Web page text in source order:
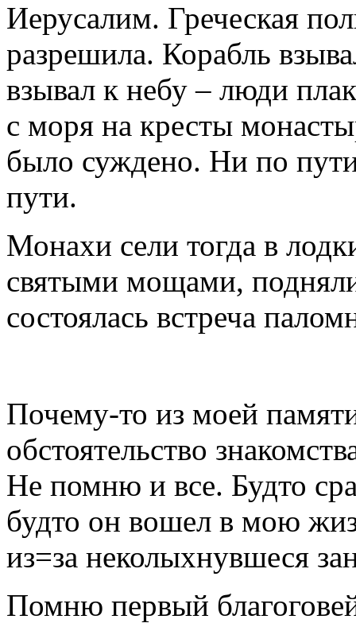
Иерусалим. Греческая
разрешила. Корабль
взывал к небу – люди
с моря на кресты
было суждено. Ни по
пути.
Монахи сели тогда в
святыми мощами,
состоялась встреча
Почему-то из моей
обстоятельство
Не помню и все. Будто
будто он вошел в мою
из=за неколыхнувшеся
Помню первый